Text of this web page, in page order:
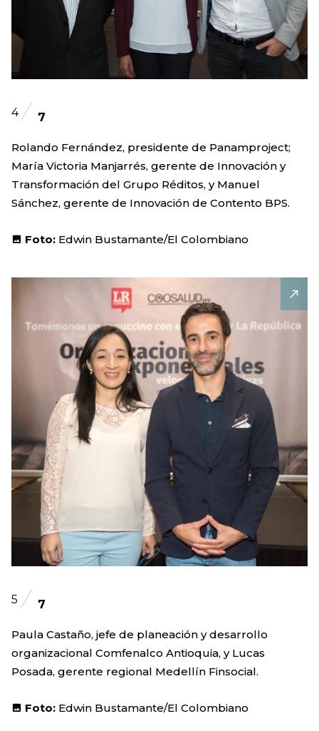
4 7
Rolando Fernández, presidente de Panamproject;
María Victoria Manjarrés, gerente de Innovación y
Transformación del Grupo Réditos, y Manuel
Sánchez, gerente de Innovación de Contento BPS.
Foto: Edwin Bustamante/El Colombiano
5 7
Paula Castaño, jefe de planeación y desarrollo
organizacional Comfenalco Antioquia, y Lucas
Posada, gerente regional Medellín Finsocial.
Foto: Edwin Bustamante/El Colombiano